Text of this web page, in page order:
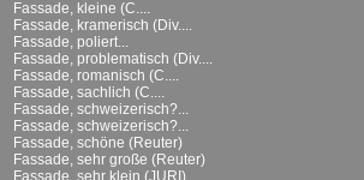
Fassade, kleine (C....
Fassade, kramerisch (Div....
Fassade, poliert...
Fassade, problematisch (Div....
Fassade, romanisch (C....
Fassade, sachlich (C....
Fassade, schweizerisch?...
Fassade, schweizerisch?...
Fassade, schöne (Reuter)
Fassade, sehr große (Reuter)
Fassade, sehr klein (JURI)